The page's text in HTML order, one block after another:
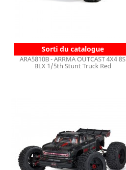
Sorti du catalogue
ARA5810B - ARRMA OUTCAST 4X4 8S
BLX 1/5th Stunt Truck Red